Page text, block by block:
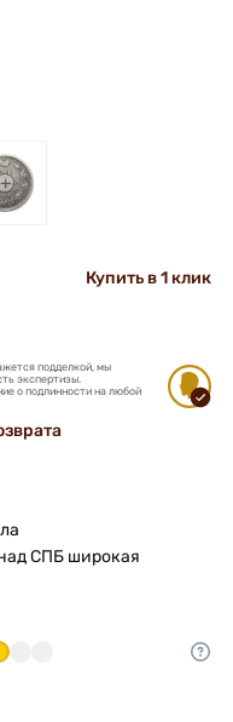
+
Купить в 1 клик
подделкой, мы
экспертизы.
о подлинности на любой
СПБ широкая